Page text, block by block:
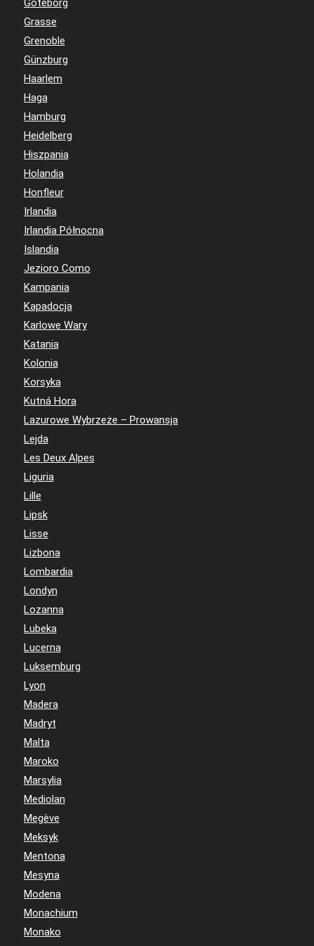
Göteborg
Grasse
Grenoble
Günzburg
Haarlem
Haga
Hamburg
Heidelberg
Hiszpania
Holandia
Honfleur
Irlandia
Irlandia Północna
Islandia
Jezioro Como
Kampania
Kapadocja
Karlowe Wary
Katania
Kolonia
Korsyka
Kutná Hora
Lazurowe Wybrzeże – Prowansja
Lejda
Les Deux Alpes
Liguria
Lille
Lipsk
Lisse
Lizbona
Lombardia
Londyn
Lozanna
Lubeka
Lucerna
Luksemburg
Lyon
Madera
Madryt
Malta
Maroko
Marsylia
Mediolan
Megève
Meksyk
Mentona
Mesyna
Modena
Monachium
Monako